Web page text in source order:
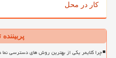
کار در محل
چرا کلایمر یکی از بهترین روش های دسترسی